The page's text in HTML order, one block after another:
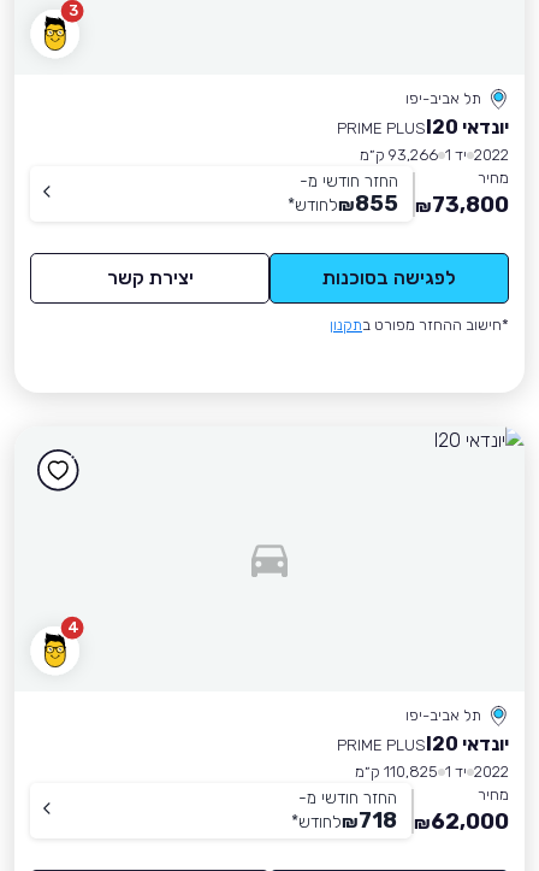
3
תל אביב-יפו
יונדאי I20
PRIME PLUS
2022 יד 1
93,266 ק״מ
מחיר
73,800
₪
החזר חודשי מ-
855
₪לחודש*
לפגישה בסוכנות יצירת קשר
*חישוב ההחזר מפורט בתקנון
4
תל אביב-יפו
יונדאי I20
PRIME PLUS
2022 יד 1
110,825 ק״מ
מחיר
62,000
₪
החזר חודשי מ-
718
₪לחודש*